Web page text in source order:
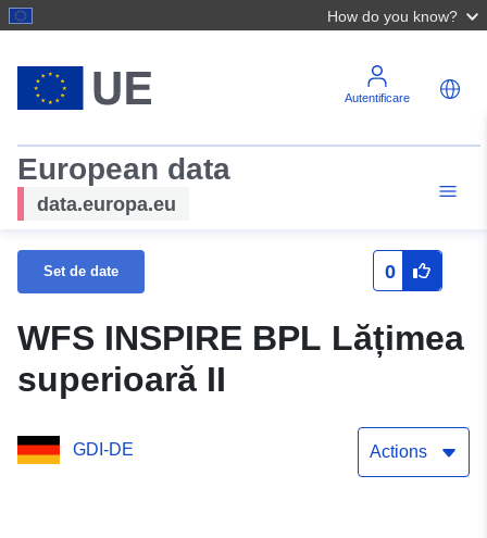
How do you know?
Autentificare
European data
data.europa.eu
Set de date 0
WFS INSPIRE BPL Lățimea
superioară II
GDI-DE Actions